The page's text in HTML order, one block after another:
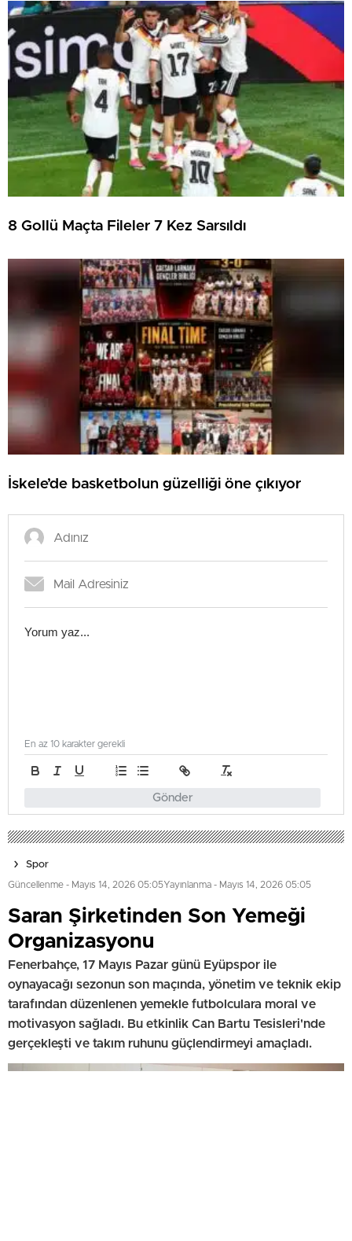
8 Gollü Maçta Fileler 7 Kez Sarsıldı
İskele’de basketbolun güzelliği öne çıkıyor
Gönder
En az 10 karakter gerekli
Spor
Güncellenme - Mayıs 14, 2026 05:05Yayınlanma - Mayıs 14, 2026 05:05
Saran Şirketinden Son Yemeği
Organizasyonu
Fenerbahçe, 17 Mayıs Pazar günü Eyüpspor ile
oynayacağı sezonun son maçında, yönetim ve teknik ekip
tarafından düzenlenen yemekle futbolculara moral ve
motivasyon sağladı. Bu etkinlik Can Bartu Tesisleri'nde
gerçekleşti ve takım ruhunu güçlendirmeyi amaçladı.